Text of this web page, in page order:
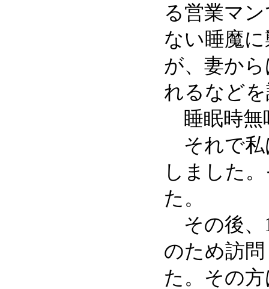
る営業マ
ない睡魔
が、妻か
れるなど
睡眠時無
それで私
しました
た。
その後、
のため訪
た。その